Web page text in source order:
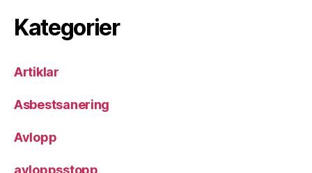
Kategorier
Artiklar
Asbestsanering
Avlopp
avloppsstopp